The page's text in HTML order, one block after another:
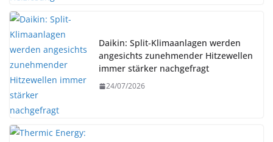
Daikin: Split-Klimaanlagen werden
angesichts zunehmender Hitzewellen
immer stärker nachgefragt
24/07/2026